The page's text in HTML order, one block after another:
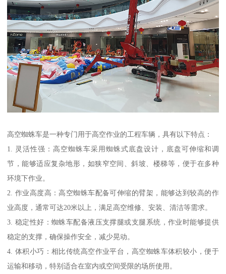
高空蜘蛛车是一种专门用于高空作业的工程车辆，具有以下特点：
1. 灵活性强：高空蜘蛛车采用蜘蛛式底盘设计，底盘可伸缩和调
节，能够适应复杂地形，如狭窄空间、斜坡、楼梯等，便于在多种
环境下作业。
2. 作业高度高：高空蜘蛛车配备可伸缩的臂架，能够达到较高的作
业高度，通常可达20米以上，满足高空维修、安装、清洁等需求。
3. 稳定性好：蜘蛛车配备液压支撑腿或支腿系统，作业时能够提供
稳定的支撑，确保操作安全，减少晃动。
4. 体积小巧：相比传统高空作业平台，高空蜘蛛车体积较小，便于
运输和移动，特别适合在室内或空间受限的场所使用。